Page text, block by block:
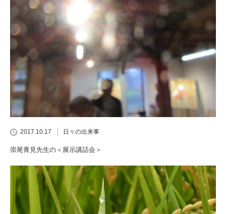
2017.10.17 日々の出来事
崇尾青見先生の＜展示講話会＞